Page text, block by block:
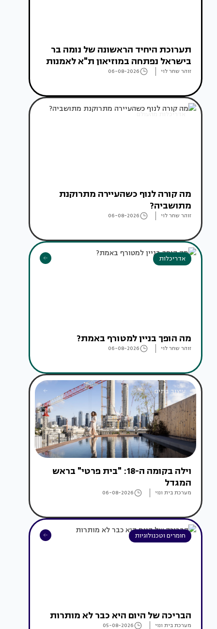
תערוכת היחיד הראשונה של נומה בר
בישראל נפתחה במוזיאון ת"א לאמנות
זוהר שחר לוי 06-08-2026
אדריכלות מהעולם
מה קורה לנוף כשהעיירה מתרוקנת
מתושביה?
זוהר שחר לוי 06-08-2026
אדריכלות
מה הופך בניין למטורף באמת?
זוהר שחר לוי 06-08-2026
עיצוב בתים
וילה בקומה ה-18: "בית פרטי" בראש
המגדל
מערכת בית ונוי 06-08-2026
חומרים וטכנולוגיות
הבריכה של היום היא כבר לא מותרות
מערכת בית ונוי 05-08-2026